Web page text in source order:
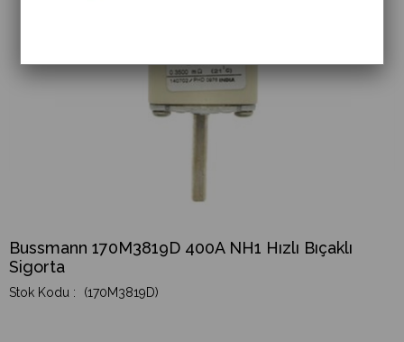
Bussmann 170M3819D 400A NH1 Hızlı Bıçaklı
Sigorta
(170M3819D)